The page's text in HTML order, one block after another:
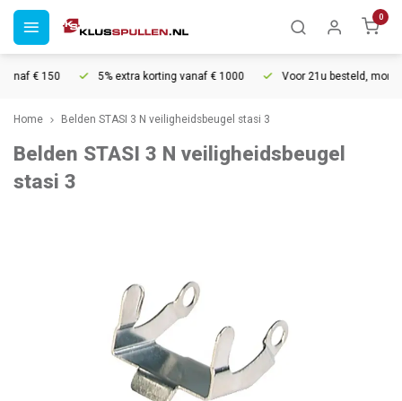
0
€ 150 5% extra korting vanaf € 1000 Voor 21u besteld,
Home Belden STASI 3 N veiligheidsbeugel stasi 3
Belden STASI 3 N veiligheidsbeugel
stasi 3